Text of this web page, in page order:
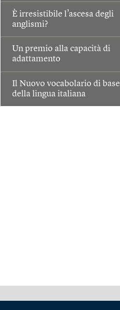
È irresistibile l’ascesa degli
anglismi?
Un premio alla capacità di
adattamento
Il Nuovo vocabolario di base
della lingua italiana